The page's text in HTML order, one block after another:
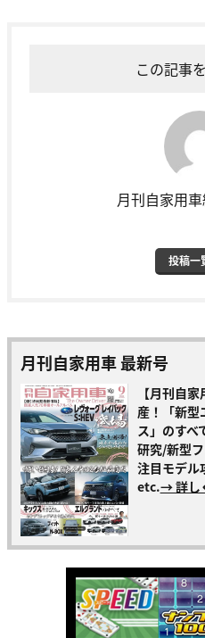
この記事
月刊自家用
投稿一
月刊自家用車 最新号
【月刊自
産！「新型
ス」のすべ
研究/新型
注目モデル
etc.→ 詳し